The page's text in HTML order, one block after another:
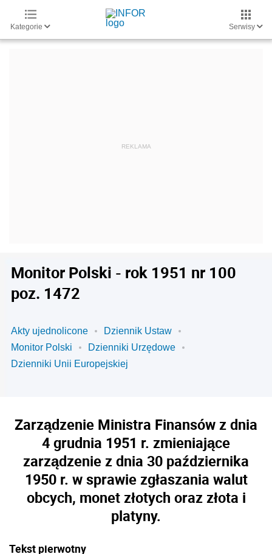
Kategorie Serwisy
Monitor Polski - rok 1951 nr 100
poz. 1472
Akty ujednolicone
Dziennik Ustaw
Monitor Polski
Dzienniki Urzędowe
Dzienniki Unii Europejskiej
Zarządzenie Ministra Finansów z dnia
4 grudnia 1951 r. zmieniające
zarządzenie z dnia 30 października
1950 r. w sprawie zgłaszania walut
obcych, monet złotych oraz złota i
platyny.
Tekst pierwotny